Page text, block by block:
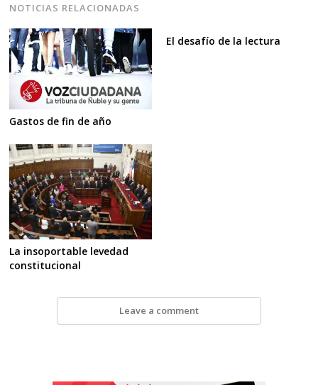
NOTICIAS RELACIONADAS
Gastos de fin de año
El desafío de la lectura
La insoportable levedad
constitucional
Leave a comment